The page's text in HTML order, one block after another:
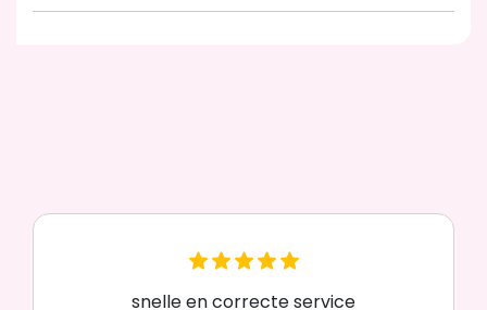
snelle en correcte service